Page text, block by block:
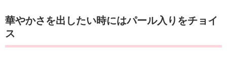
華やかさを出したい時にはパール入りをチョイ
ス